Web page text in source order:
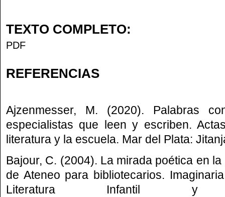
TEXTO COMPLETO:
PDF
REFERENCIAS
Ajzenmesser, M. (2020). Palabras
especialistas que leen y escriben.
literatura y la escuela. Mar del Plata:
Bajour, C. (2004). La mirada poética en
de Ateneo para bibliotecarios.
Literatura Infantil y